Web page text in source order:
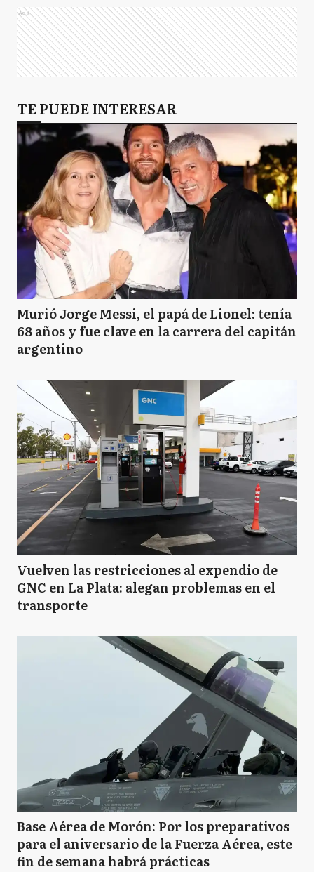
Ads
TE PUEDE INTERESAR
Murió Jorge Messi, el papá de Lionel: tenía
68 años y fue clave en la carrera del capitán
argentino
Vuelven las restricciones al expendio de
GNC en La Plata: alegan problemas en el
transporte
Base Aérea de Morón: Por los preparativos
para el aniversario de la Fuerza Aérea, este
fin de semana habrá prácticas